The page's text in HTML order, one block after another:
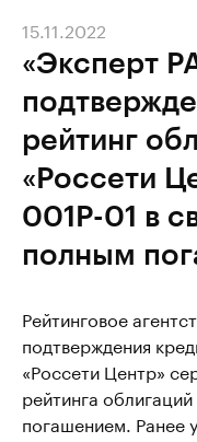
«Эксперт
рейтинг
«Россети
001Р-01 в
полным
15.11.2022
Рейтинговое
подтверждения
«Россети Центр»
рейтинга
погашением. Ранее